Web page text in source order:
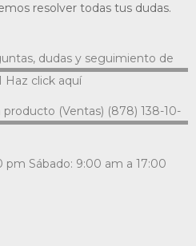
resolver todas tus dudas.
dudas y seguimiento de
Haz click aquí
(Ventas) (878) 138-10-
pm Sábado: 9:00 am a 17:00